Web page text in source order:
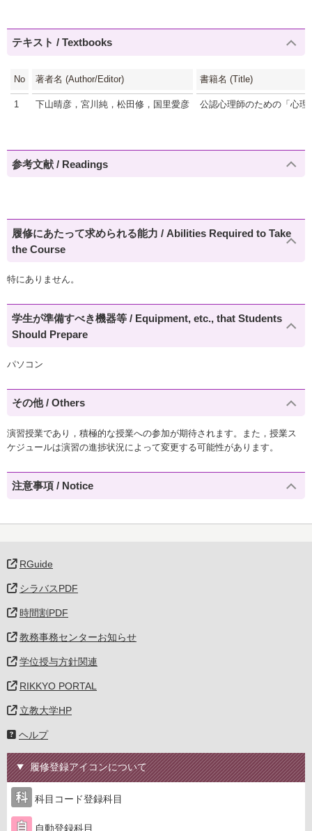
テキスト / Textbooks
No 著者名 (Author/Editor) 書籍名 (Title)
1 下山晴彦，宮川純，松田修，国里愛彦 公認心理師のための「心理
参考文献 / Readings
履修にあたって求められる能力 / Abilities Required to Take
the Course
特にありません。
学生が準備すべき機器等 / Equipment, etc., that Students
Should Prepare
パソコン
その他 / Others
演習授業であり，積極的な授業への参加が期待されます。また，授業ス
ケジュールは演習の進捗状況によって変更する可能性があります。
注意事項 / Notice
RGuide
シラバスPDF
時間割PDF
教務事務センターお知らせ
学位授与方針関連
RIKKYO PORTAL
立教大学HP
ヘルプ
履修登録アイコンについて
科目コード登録科目
自動登録科目